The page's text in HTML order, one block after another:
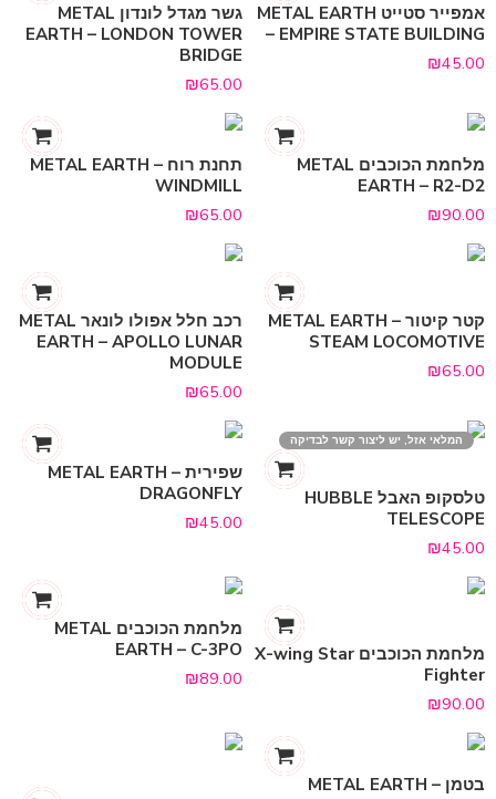
אמפייר סטייט METAL EARTH
– EMPIRE STATE BUILDING
₪45.00
גשר מגדל לונדון METAL
EARTH – LONDON TOWER
BRIDGE
₪65.00
מלחמת הכוכבים METAL
EARTH – R2-D2
₪90.00
תחנת רוח METAL EARTH –
WINDMILL
₪65.00
קטר קיטור METAL EARTH –
STEAM LOCOMOTIVE
₪65.00
רכב חלל אפולו לונאר METAL
EARTH – APOLLO LUNAR
MODULE
₪65.00
המלאי אזל, יש ליצור קשר לבדיקה
טלסקופ האבל HUBBLE
TELESCOPE
₪45.00
שפירית METAL EARTH –
DRAGONFLY
₪45.00
מלחמת הכוכבים X-wing Star
Fighter
₪90.00
מלחמת הכוכבים METAL
EARTH – C-3PO
₪89.00
בטמן METAL EARTH –